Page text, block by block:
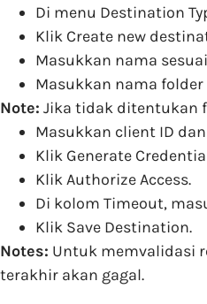
Di menu Destination
Klik Create new
Masukkan nama
Masukkan nama
Note: Jika tidak ditentukan
Masukkan client ID
Klik Generate
Klik Authorize Access.
Di kolom Timeout,
Klik Save Destination.
Notes: Untuk memvalidasi
terakhir akan gagal.